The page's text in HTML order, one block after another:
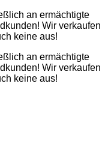
an ermächtigte
Wir verkaufen
keine aus!
an ermächtigte
Wir verkaufen
keine aus!